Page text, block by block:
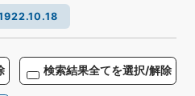
検索結果全てを選択/解除